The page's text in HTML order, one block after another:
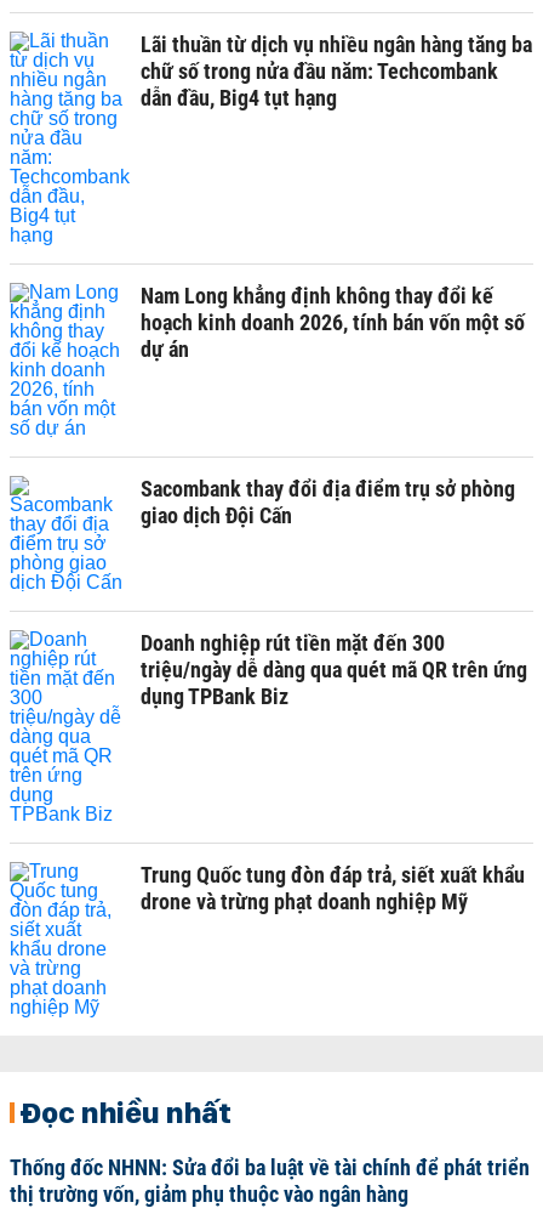
Lãi thuần từ dịch vụ nhiều ngân hàng tăng ba
chữ số trong nửa đầu năm: Techcombank
dẫn đầu, Big4 tụt hạng
Nam Long khẳng định không thay đổi kế
hoạch kinh doanh 2026, tính bán vốn một số
dự án
Sacombank thay đổi địa điểm trụ sở phòng
giao dịch Đội Cấn
Doanh nghiệp rút tiền mặt đến 300
triệu/ngày dễ dàng qua quét mã QR trên ứng
dụng TPBank Biz
Trung Quốc tung đòn đáp trả, siết xuất khẩu
drone và trừng phạt doanh nghiệp Mỹ
Đọc nhiều nhất
Thống đốc NHNN: Sửa đổi ba luật về tài chính để phát triển
thị trường vốn, giảm phụ thuộc vào ngân hàng